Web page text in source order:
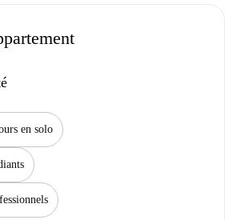
en solo